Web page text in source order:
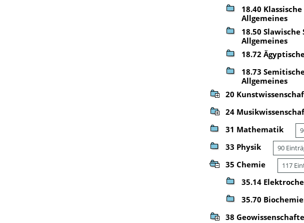
18.40
Allgemeines
18.50
Allgemeines
18.72
18.73
Allgemeines
20
24
31 Mathematik
33 Physik 90
35 Chemie 117
35.14
35.70
38